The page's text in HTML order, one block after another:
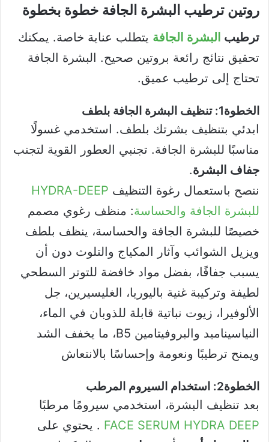
روتين ترطيب البشرة الجافة خطوة بخطوة
ترطيب البشرة الجافة يتطلب عناية خاصة. يمكنك
تحقيق نتائج رائعة بروتين صحيح. البشرة الجافة
تحتاج إلى ترطيب عميق.
الخطوة1: تنظيف البشرة الجافة بلطف
ابدئي بتنظيف بشرتك بلطف. استخدمي غسولًا
مناسبًا للبشرة الجافة. تجنبي العطور القوية لتجنب
جفاف البشرة.
ننصح باستعمال رغوة التنظيف HYDRA-DEEP
للبشرة الجافة والحساسة: منظف رغوي مصمم
خصيصًا للبشرة الجافة والحساسة، ينظف بلطف
ويزيل الشوائب وآثار المكياج والتلوث دون أن
يسبب جفافًا، بفضل مواد خافضة للتوتر السطحي
لطيفة وتركيبة غنية باليوريا، الغليسيرين، جل
الألوفيرا، زيوت نباتية قابلة للذوبان في الماء،
النياسيناميد والبروفيتامين B5، ما يخفف الشد
ويمنح ترطيبًا ونعومة وإحساسًا بالانتعاش
الخطوة2: استخدام السيروم المرطب
بعد تنظيف البشرة، استخدمي سيرومًا مرطبًا
FACE SERUM HYDRA DEEP . يحتوي على